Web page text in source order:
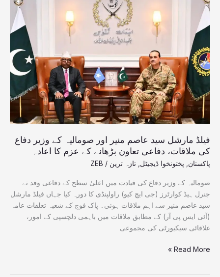
فیلڈ مارشل سید عاصم منیر اور صومالیہ کے وزیر دفاع
کی ملاقات، دفاعی تعاون بڑھانے کے عزم کا اعادہ
پاکستان پختونخوا ڈیجیٹل تازہ ترین /
ZEB
صومالیہ کے وزیر دفاع کی قیادت میں اعلیٰ سطح کے دفاعی وفد نے
جنرل ہیڈ کوارٹرز (جی ایچ کیو) راولپنڈی کا دورہ کیا جہاں فیلڈ مارشل
سید عاصم منیر سے اہم ملاقات ہوئی۔ پاک فوج کے شعبہ تعلقات عامہ
(آئی ایس پی آر) کے مطابق ملاقات میں باہمی دلچسپی کے امور،
علاقائی سیکیورٹی کی مجموعی
مارشل
سید
عاصم
منیر
اور
صومالیہ
وزیر
دفاع
کی
ملاقات،
دفاعی
تعاون
بڑھانے
کے
عزم
کا
اعادہ
Read More »